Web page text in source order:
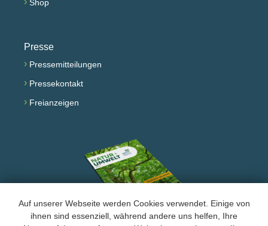
Auf unserer Webseite werden Cookies verwendet. Einige von
ihnen sind essenziell, während andere uns helfen, Ihre
Shop
Presse
› Pressemitteilungen
› Pressekontakt
› Freianzeigen